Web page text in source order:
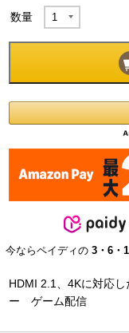
数量
今ならペイディの 3・6・
HDMI 2.1、4Kに対応
ー ゲーム配信